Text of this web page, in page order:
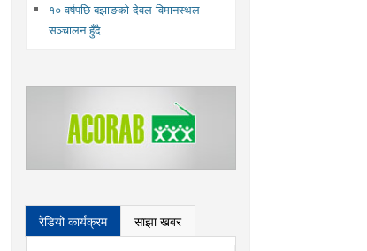
१० वर्षपछि बझाङको देवल विमानस्थल
सञ्चालन हुँदै
रेडियो कार्यक्रम साझा खबर